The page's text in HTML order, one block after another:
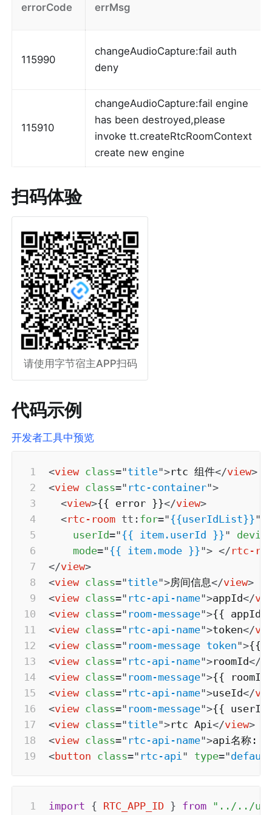
errorCode errMsg
115990
changeAudioCapture:fail auth
deny
115910
changeAudioCapture:fail engine
has been destroyed,please
invoke tt.createRtcRoomContext
create new engine
扫码体验
请使用字节宿主APP扫码
代码示例
开发者工具中预览
<view class="title">rtc 组件</view>
<view class=" rtc-container">
<view>{{ error }}</view>
<rtc-room tt: for="{{userIdList}}"
userId="{{ item.userId }}"
mode="{{ item.mode }}"> </ rtc-
</view>
<view class="title">房间信息</view>
<view class=" rtc-api-name">appId</
<view class=" room-message">{{ appId
<view class=" rtc-api-name">token</
<view class=" room-message token">{{
<view class=" rtc-api-name">roomId</
<view class=" room-message">{{
<view class=" rtc-api-name">useId</
<view class=" room-message">{{
<view class="title">rtc Api</view>
<view class=" rtc-api-name">api名称:
<button class=" rtc-api " type="
import { RTC_APP_ID } from "../../